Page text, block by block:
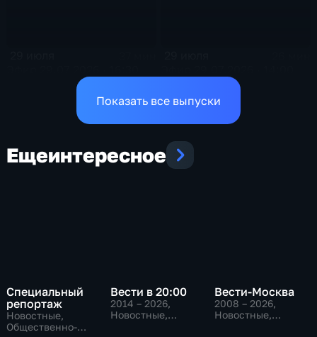
Показать все выпуски
Ещеинтересное
Специальный
репортаж
Новостные,
Общественно-
Вести в 20:00
2014 – 2026,
Новостные,
Вести-Москва
2008 – 2026,
Новостные,